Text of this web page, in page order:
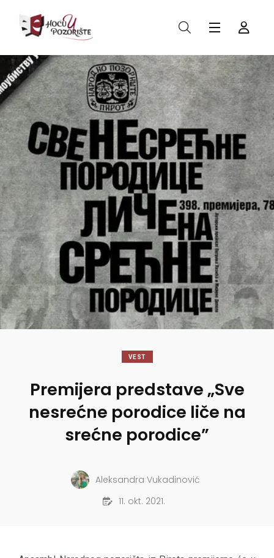
VEST
Premijera predstave „Sve
nesrećne porodice liče na
srećne porodice”
Aleksandra Vukadinović
11. okt. 2021.